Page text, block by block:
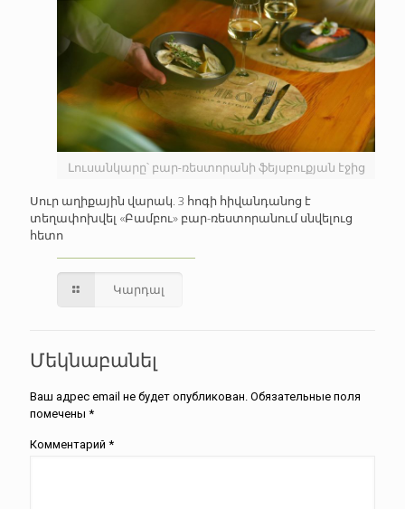
Լուսանկարը՝ բար-ռեստորանի ֆեյսբուքյան էջից
Սուր աղիքային վարակ. 3 հոգի հիվանդանոց է
տեղափոխվել «Բամբու» բար-ռեստորանում սնվելուց
հետո
Կարդալ
Մեկնաբանել
Ваш адрес email не будет опубликован. Обязательные поля
помечены *
Комментарий *